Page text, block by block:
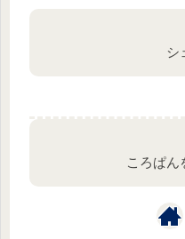
シ
ころぱん